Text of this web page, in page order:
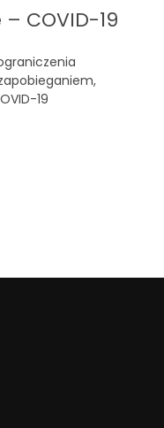
COVID-19
19